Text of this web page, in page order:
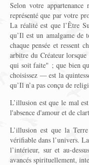
Selon votre
représenté que par votre
La réalité est que l’Être
qu’Il est un amalgame de
chaque pensée et ressent
arbitre du Créateur lorsque
qui soit faite" ; que bien
choisissez — est la
qu’Il n’a pas conçu de
L’illusion est que le mal
l'absence d'amour et de
L’illusion est que la
vérifiable dans l’univers.
l’intérieur, sur et au-
avancés spirituellement,